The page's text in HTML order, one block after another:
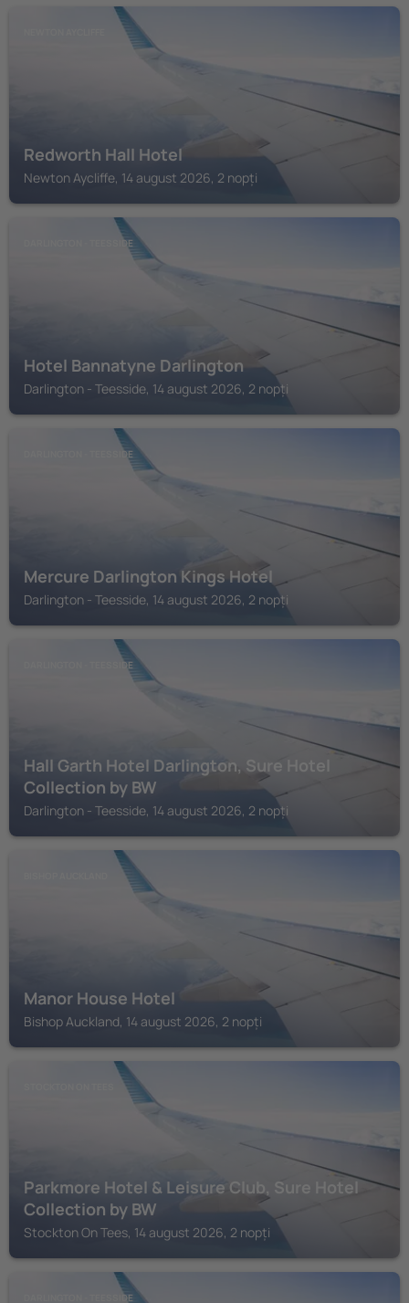
Redworth Hall Hotel
Newton Aycliffe, 14 august 2026, 2 nopți
DARLINGTON - TEESSIDE
Hotel Bannatyne Darlington
Darlington - Teesside, 14 august 2026, 2 nopți
DARLINGTON - TEESSIDE
Mercure Darlington Kings Hotel
Darlington - Teesside, 14 august 2026, 2 nopți
DARLINGTON - TEESSIDE
Hall Garth Hotel Darlington, Sure Hotel
Collection by BW
Darlington - Teesside, 14 august 2026, 2 nopți
Manor House Hotel
Bishop Auckland, 14 august 2026, 2 nopți
Parkmore Hotel & Leisure Club, Sure Hotel
Collection by BW
Stockton On Tees, 14 august 2026, 2 nopți
DARLINGTON - TEESSIDE